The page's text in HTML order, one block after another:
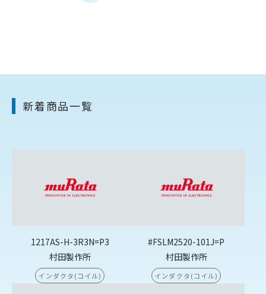
新着商品一覧
1217AS-H-3R3N=P3
村田製作所
インダクタ(コイル)
#FSLM2520-101J=P
村田製作所
インダクタ(コイル)